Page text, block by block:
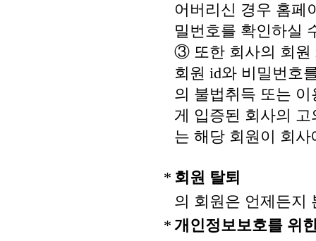
어버리신 경우 홈페
밀번호를 확인하실
③ 또한 회사의 회원
회원 id와 비밀번호
의 불법취득 또는
게 입증된 회사의
는 해당 회원이 회
* 회원 탈퇴
의 회원은 언제든지
* 개인정보보호를 위